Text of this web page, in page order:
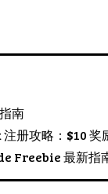
南
册攻略：$10 奖
Freebie 最新指